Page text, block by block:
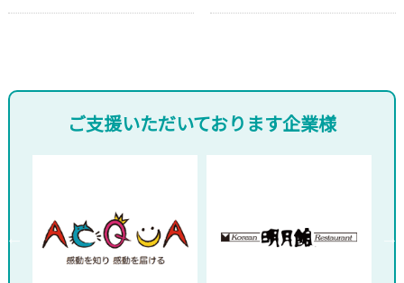
ご支援いただいております企業様